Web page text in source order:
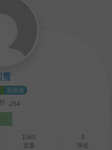
雪
投稿者
-254
1060
文章
0
评论